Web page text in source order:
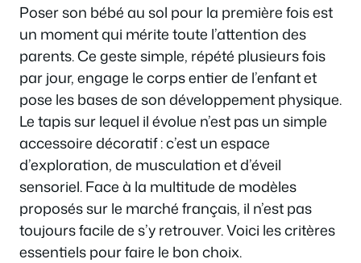
Poser son bébé au sol pour la première fois est
un moment qui mérite toute l’attention des
parents. Ce geste simple, répété plusieurs fois
par jour, engage le corps entier de l’enfant et
pose les bases de son développement physique.
Le tapis sur lequel il évolue n’est pas un simple
accessoire décoratif : c’est un espace
d’exploration, de musculation et d’éveil
sensoriel. Face à la multitude de modèles
proposés sur le marché français, il n’est pas
toujours facile de s’y retrouver. Voici les critères
essentiels pour faire le bon choix.